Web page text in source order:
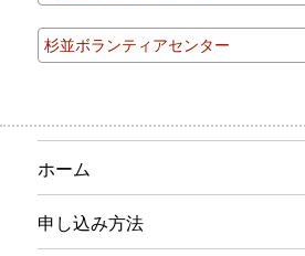
杉並ボランティアセンター
ホーム
申し込み方法